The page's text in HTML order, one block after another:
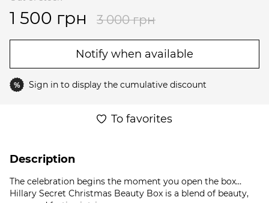
1 500 грн 3 000 грн
Notify when available
% Sign in to display the cumulative discount
To favorites
Description
The celebration begins the moment you open the box…
Hillary Secret Christmas Beauty Box is a blend of beauty,